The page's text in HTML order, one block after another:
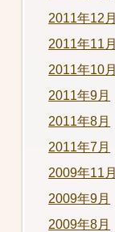
2011年12月
2011年11月
2011年10月
2011年9月
2011年8月
2011年7月
2009年11月
2009年9月
2009年8月